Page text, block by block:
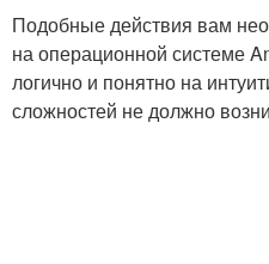
Подобные действия вам
на операционной системе
логично и понятно на
сложностей не должно